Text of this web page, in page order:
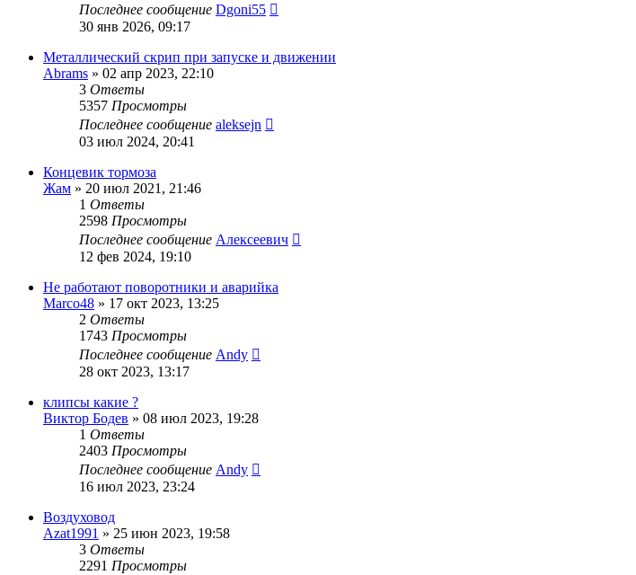
Последнее сообщение Dgoni55
30 янв 2026, 09:17
Металлический скрип при запуске и движении
Abrams » 02 апр 2023, 22:10
3 Ответы
5357 Просмотры
Последнее сообщение aleksejn
03 июл 2024, 20:41
Концевик тормоза
Жам » 20 июл 2021, 21:46
1 Ответы
2598 Просмотры
Последнее сообщение Алексеевич
12 фев 2024, 19:10
Не работают поворотники и аварийка
Marco48 » 17 окт 2023, 13:25
2 Ответы
1743 Просмотры
Последнее сообщение Andy
28 окт 2023, 13:17
клипсы какие ?
Виктор Бодев » 08 июл 2023, 19:28
1 Ответы
2403 Просмотры
Последнее сообщение Andy
16 июл 2023, 23:24
Воздуховод
Azat1991 » 25 июн 2023, 19:58
3 Ответы
2291 Просмотры